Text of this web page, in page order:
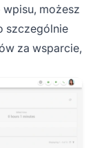
możesz
szczególnie
za wsparcie,